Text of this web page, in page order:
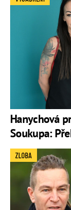
Hanychová
Soukupa:
ZLOBA